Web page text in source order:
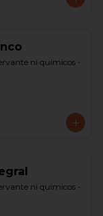
ni químicos -
ni químicos -